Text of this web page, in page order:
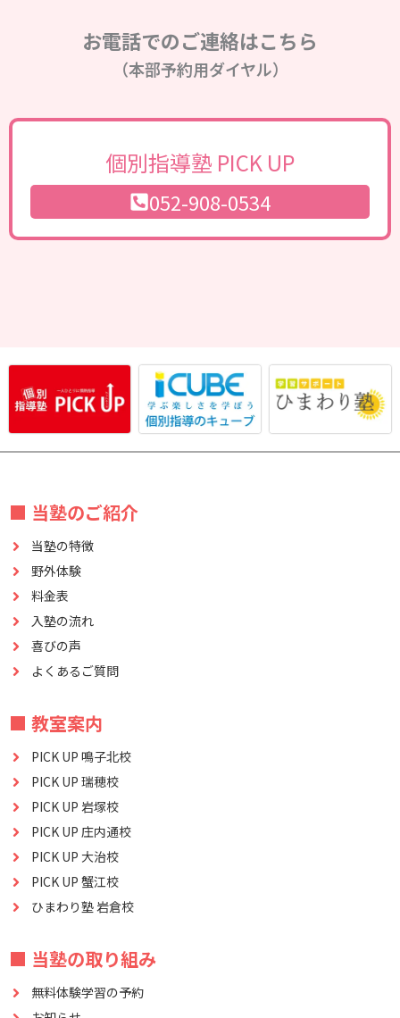
お電話でのご連絡はこちら
（本部予約用ダイヤル）
個別指導塾 PICK UP
052-908-0534
■ 当塾のご紹介
当塾の特徴
野外体験
料金表
入塾の流れ
喜びの声
よくあるご質問
■ 教室案内
PICK UP 鳴子北校
PICK UP 瑞穂校
PICK UP 岩塚校
PICK UP 庄内通校
PICK UP 大治校
PICK UP 蟹江校
ひまわり塾 岩倉校
■ 当塾の取り組み
無料体験学習の予約